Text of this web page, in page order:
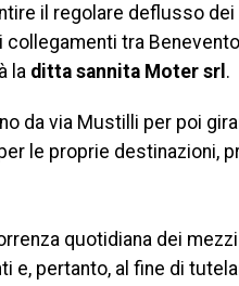
il regolare deflusso dei
tra
la ditta sannita Moter srl .
da via Mustilli per poi
le proprie destinazioni,
quotidiana dei
e, pertanto, al fine di